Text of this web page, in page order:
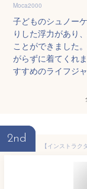
Moca2000
子どものシュノー
りした浮力があり
ことができました
がらずに着てくれ
すすめのライフジ
2nd